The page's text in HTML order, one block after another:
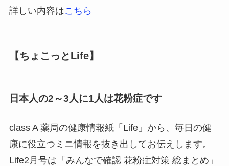
詳しい内容はこちら
【ちょこっとLife】
日本人の2～3人に1人は花粉症です
class A 薬局の健康情報紙「Life」から、毎日の健
康に役立つミニ情報を抜き出してお伝えします。
Life2月号は「みんなで確認 花粉症対策 総まとめ」